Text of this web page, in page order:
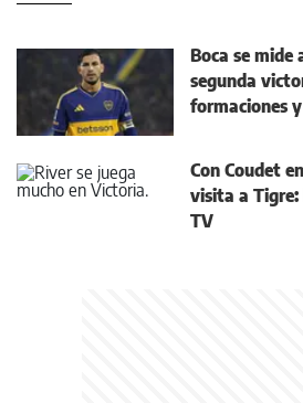
Boca se mide
segunda
formaciones
Con Coudet
visita a
TV